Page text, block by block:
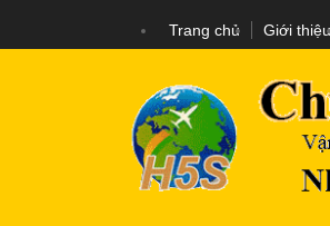
Trang chủ Giới thiệu